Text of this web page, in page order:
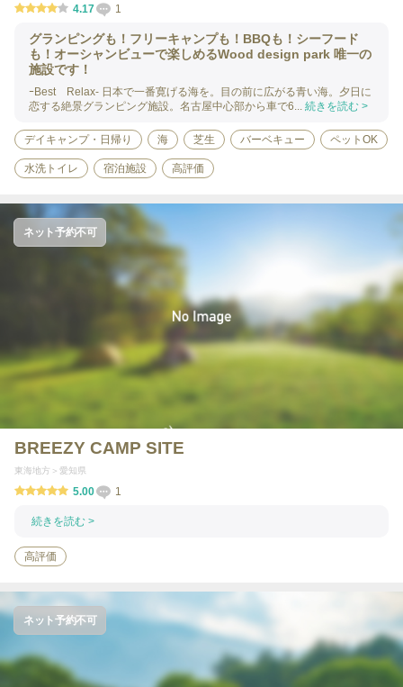
4.17 1
グランピングも！フリーキャンプも！BBQも！シーフード
も！オーシャンビューで楽しめるWood design park 唯一の
施設です！
ｰBest Relax- 日本で一番寛げる海を。目の前に広がる青い海。夕日に
恋する絶景グランピング施設。名古屋中心部から車で6... 続きを読む >
デイキャンプ・日帰り 海 芝生 バーベキュー ペットOK
水洗トイレ 宿泊施設 高評価
ネット予約不可
BREEZY CAMP SITE
東海地方 愛知県
5.00 1
続きを読む >
高評価
ネット予約不可